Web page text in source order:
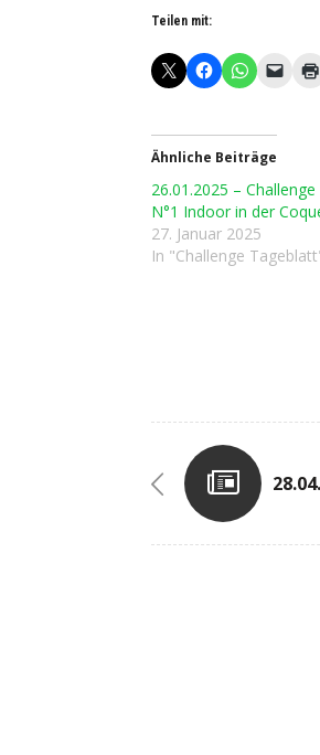
Teilen mit:
Ähnliche Beiträge
26.01.2025 –
N°1 Indoor in der
27. Januar 2025
In "Challenge